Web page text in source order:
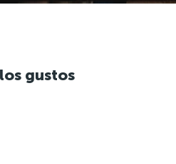
gustos